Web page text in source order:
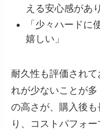
える安心感があ
「少々ハードに
嬉しい」
耐久性も評価され
れが少ないことが
の高さが、購入後
り、コストパフォ